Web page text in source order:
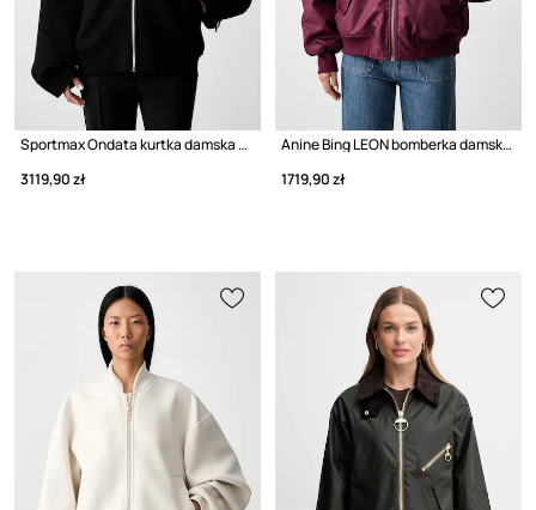
Sportmax Ondata kurtka damska wełniana
3119,90 zł
Anine Bing LEON bomberka damska
1719,90 zł